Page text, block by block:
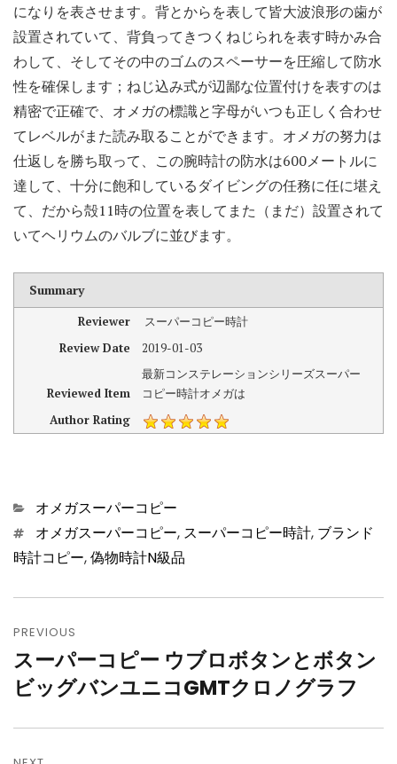
になりを表させます。背とからを表して皆大波浪形の歯が
設置されていて、背負ってきつくねじられを表す時かみ合
わして、そしてその中のゴムのスペーサーを圧縮して防水
性を確保します；ねじ込み式が辺鄙な位置付けを表すのは
精密で正確で、オメガの標識と字母がいつも正しく合わせ
てレベルがまた読み取ることができます。オメガの努力は
仕返しを勝ち取って、この腕時計の防水は600メートルに
達して、十分に飽和しているダイビングの任務に任に堪え
て、だから殻11時の位置を表してまた（まだ）設置されて
いてヘリウムのバルブに並びます。
Summary
Reviewer
スーパーコピー時計
Review Date
2019-01-03
Reviewed Item
最新コンステレーションシリーズスーパー
コピー時計オメガは
Author Rating
Categories
オメガスーパーコピー
Tagsオメガスーパーコピー, スーパーコピー時計, ブランド
時計コピー,偽物時計N級品
投
稿
ナ
ビ
PREVIOUS
Previous
post:
スーパーコピー ウブロボタンとボタン
ビッグバンユニコGMTクロノグラフ